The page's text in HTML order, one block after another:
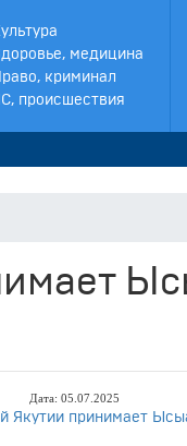
медицина
криминал
происшествия
Дата: 05.07.2025
Якутии принимает